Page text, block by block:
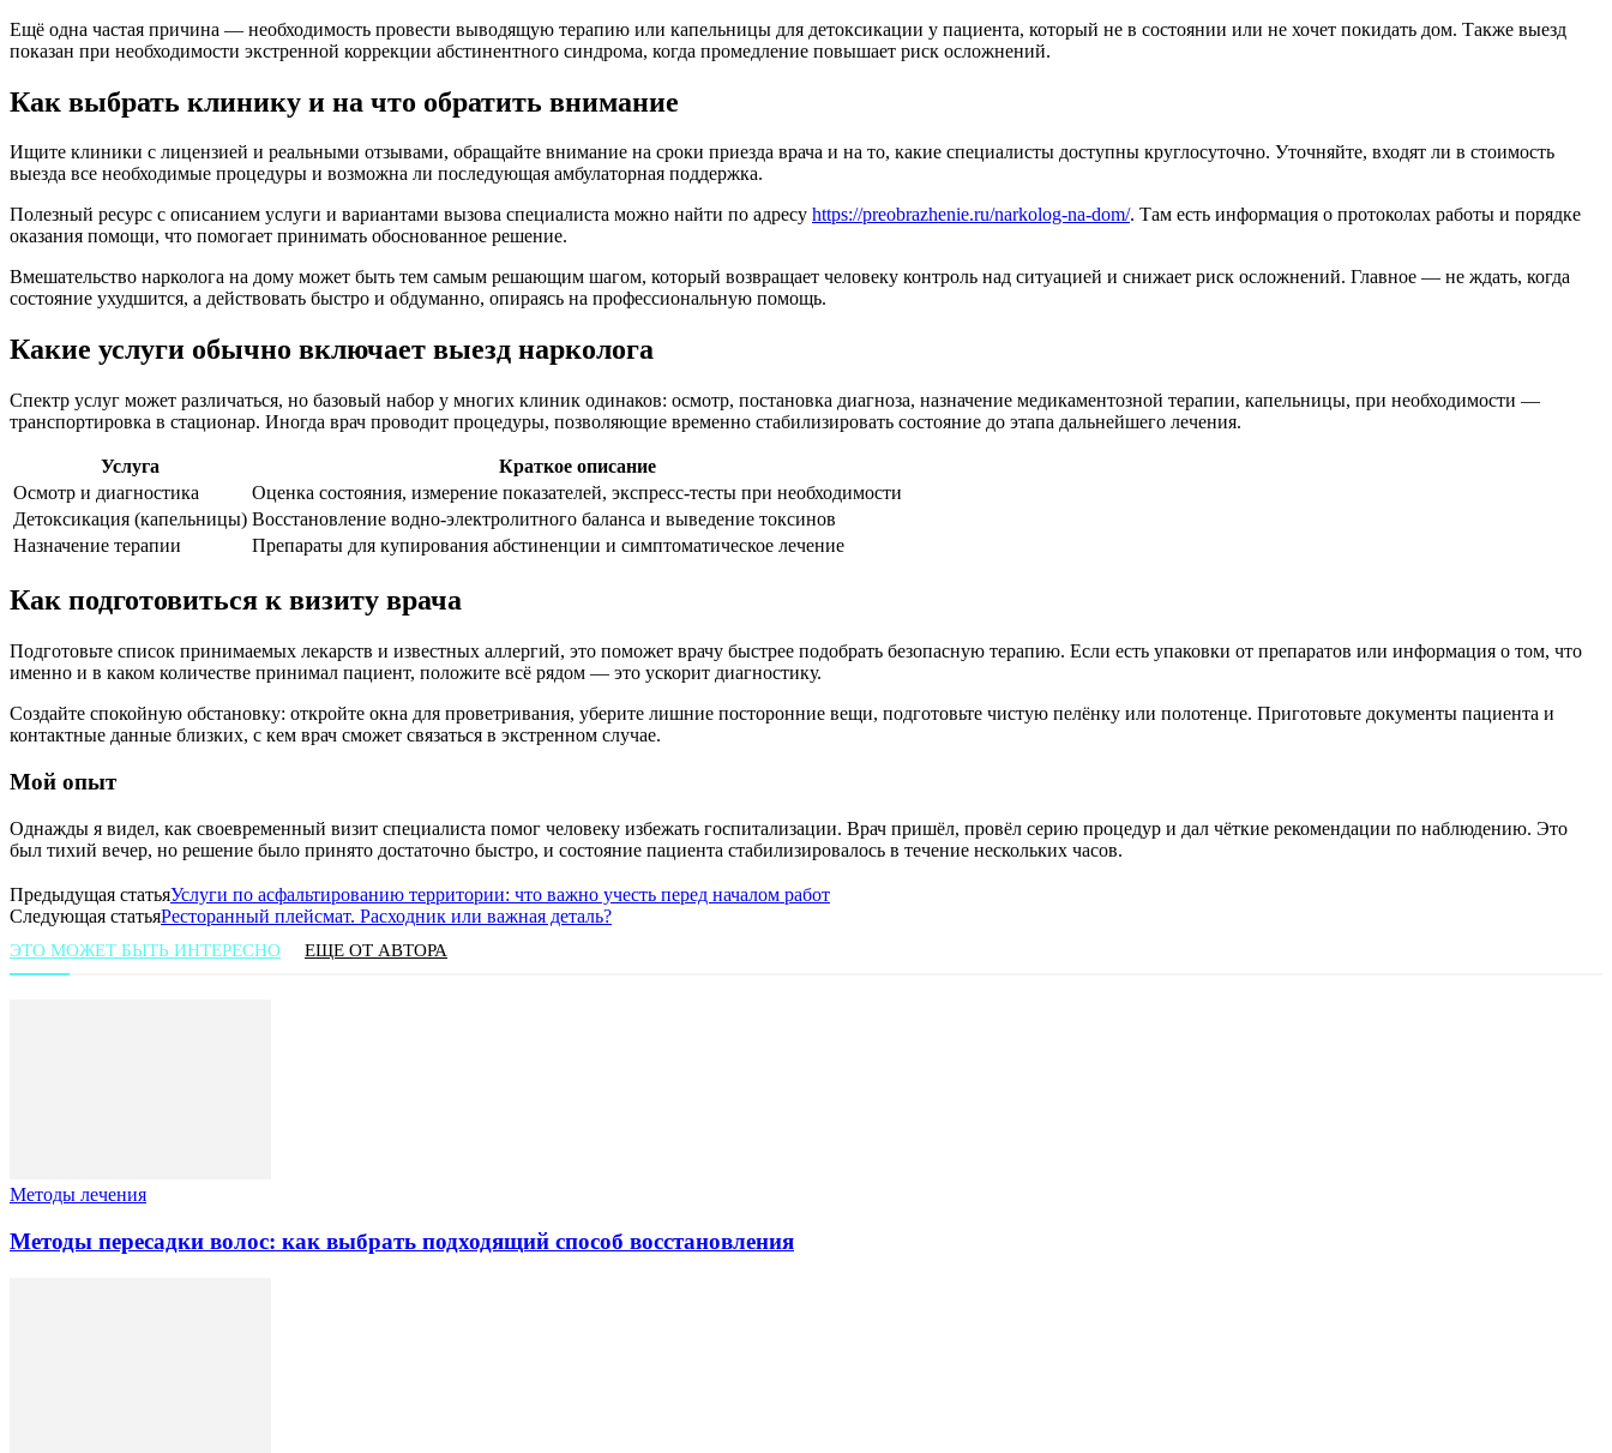
Ещё одна частая причина — необходимость провести выводящую терапию или капельницы для детоксикации у пациента, который не в состоянии или не хочет покидать дом. Также выезд
показан при необходимости экстренной коррекции абстинентного синдрома, когда промедление повышает риск осложнений.
Как выбрать клинику и на что обратить внимание
Ищите клиники с лицензией и реальными отзывами, обращайте внимание на сроки приезда врача и на то, какие специалисты доступны круглосуточно. Уточняйте, входят ли в стоимость
выезда все необходимые процедуры и возможна ли последующая амбулаторная поддержка.
Полезный ресурс с описанием услуги и вариантами вызова специалиста можно найти по адресу https://preobrazhenie.ru/narkolog-na-dom/. Там есть информация о протоколах работы и порядке
оказания помощи, что помогает принимать обоснованное решение.
Вмешательство нарколога на дому может быть тем самым решающим шагом, который возвращает человеку контроль над ситуацией и снижает риск осложнений. Главное — не ждать, когда
состояние ухудшится, а действовать быстро и обдуманно, опираясь на профессиональную помощь.
Какие услуги обычно включает выезд нарколога
Спектр услуг может различаться, но базовый набор у многих клиник одинаков: осмотр, постановка диагноза, назначение медикаментозной терапии, капельницы, при необходимости —
транспортировка в стационар. Иногда врач проводит процедуры, позволяющие временно стабилизировать состояние до этапа дальнейшего лечения.
Услуга
Краткое описание
Осмотр и диагностика
Оценка состояния, измерение показателей, экспресс-тесты при необходимости
Детоксикация (капельницы) Восстановление водно-электролитного баланса и выведение токсинов
Назначение терапии
Препараты для купирования абстиненции и симптоматическое лечение
Как подготовиться к визиту врача
Подготовьте список принимаемых лекарств и известных аллергий, это поможет врачу быстрее подобрать безопасную терапию. Если есть упаковки от препаратов или информация о том, что
именно и в каком количестве принимал пациент, положите всё рядом — это ускорит диагностику.
Создайте спокойную обстановку: откройте окна для проветривания, уберите лишние посторонние вещи, подготовьте чистую пелёнку или полотенце. Приготовьте документы пациента и
контактные данные близких, с кем врач сможет связаться в экстренном случае.
Мой опыт
Однажды я видел, как своевременный визит специалиста помог человеку избежать госпитализации. Врач пришёл, провёл серию процедур и дал чёткие рекомендации по наблюдению. Это
был тихий вечер, но решение было принято достаточно быстро, и состояние пациента стабилизировалось в течение нескольких часов.
Предыдущая статьяУслуги по асфальтированию территории: что важно учесть перед началом работ
Следующая статьяРесторанный плейсмат. Расходник или важная деталь?
ЭТО МОЖЕТ БЫТЬ ИНТЕРЕСНО ЕЩЕ ОТ АВТОРА
Методы лечения
Методы пересадки волос: как выбрать подходящий способ восстановления